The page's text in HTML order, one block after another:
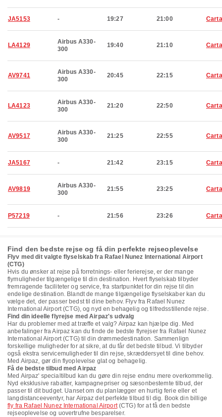
JA5153 - 19:27 21:00
LA4129
Airbus A330-
300
19:40 21:10
AV9741
Airbus A330-
300
20:45 22:15
LA4123
Airbus A330-
300
21:20 22:50
AV9517
Airbus A330-
300
21:25 22:55
JA5167 - 21:42 23:15
AV9819
Airbus A330-
300
21:55 23:25
P57219 - 21:56 23:26
Find den bedste rejse og få din perfekte rejseoplevelse
Flyv med dit valgte flyselskab fra Rafael Nunez International Airport
(CTG)
Hvis du ønsker at rejse på forretnings- eller ferierejse, er der mange
flymuligheder tilgængelige til din destination. Hvert flyselskab tilbyder
fremragende faciliteter og service, fra startpunktet for din rejse til din
endelige destination. Blandt de mange tilgængelige flyselskaber kan du
vælge det, der passer bedst til dine behov. Flyv fra Rafael Nunez
International Airport (CTG), og nyd en behagelig og tilfredsstillende rejse.
Find din ideelle flyrejse med Airpaz's udvalg
Har du problemer med at træffe et valg? Airpaz kan hjælpe dig. Med
anbefalinger fra Airpaz kan du finde de bedste flyrejser fra Rafael Nunez
International Airport (CTG) til din drømmedestination. Sammenlign
forskellige muligheder for at sikre, at du får det bedste tilbud. Vi tilbyder
også ekstra servicemuligheder til din rejse, skræddersyet til dine behov.
Med Airpaz, gør din flyoplevelse glat og behagelig.
Få de bedste tilbud med Airpaz
Med Airpaz' specialtilbud kan du gøre din rejse endnu mere overkommelig.
Nyd eksklusive rabatter, kampagnepriser og sæsonbestemte tilbud, der
passer til dit budget. Uanset om du planlægger en hurtig ferie eller et
langdistanceeventyr, har Airpaz det perfekte tilbud til dig. Book din billige
fly fra Rafael Nunez International Airport(CTG) for at få den bedste
rejseoplevelse og uovertrufne besparelser.